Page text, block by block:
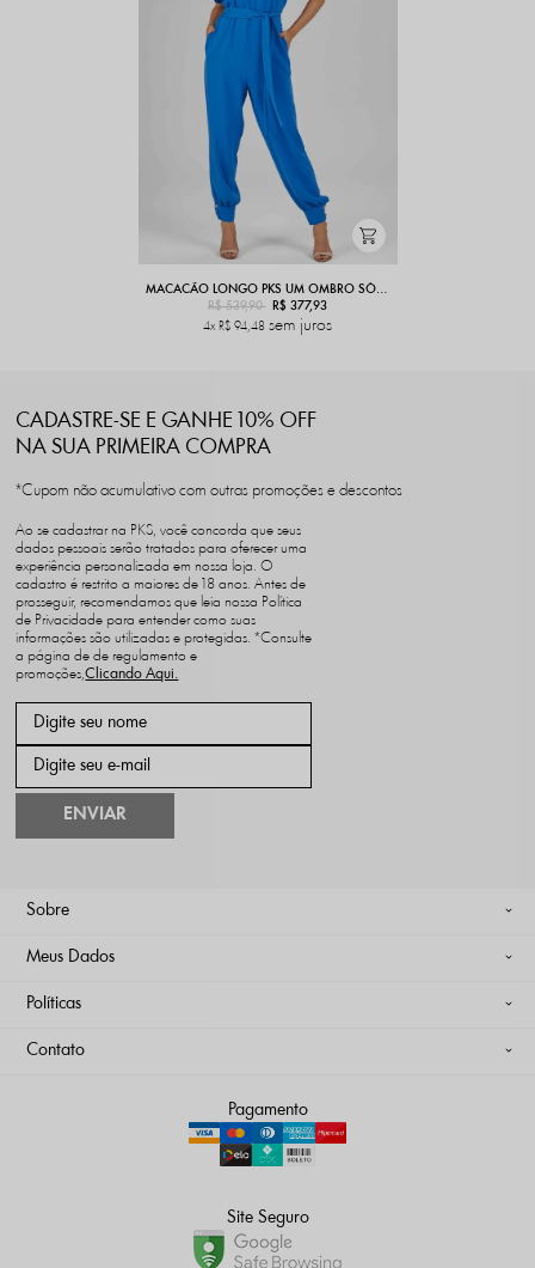
MACACÃO LONGO PKS UM OMBRO SÓ AZUL ROYAL
R$ 539,90
R$ 377,93
4x R$ 94,48 sem juros
CADASTRE-SE E GANHE 10% OFF
NA SUA PRIMEIRA COMPRA
*Cupom não acumulativo com outras promoções e descontos
ENVIAR
Ao se cadastrar na PKS, você concorda que seus
dados pessoais serão tratados para oferecer uma
experiência personalizada em nossa loja. O
cadastro é restrito a maiores de 18 anos. Antes de
prosseguir, recomendamos que leia nossa Política
de Privacidade para entender como suas
informações são utilizadas e protegidas. *Consulte
a página de de regulamento e
promoções,
Sobre
Meus Dados
Políticas
Contato
Pagamento
Site Seguro